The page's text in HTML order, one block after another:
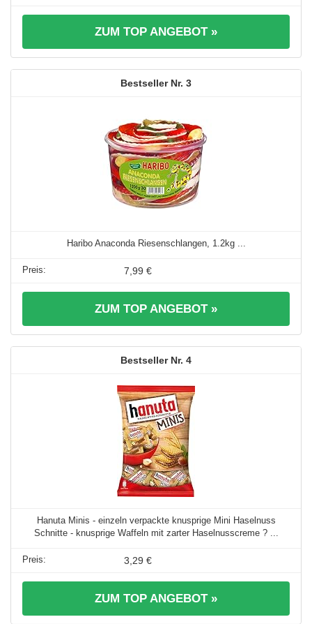
ZUM TOP ANGEBOT »
3
Haribo Anaconda Riesenschlangen, 1.2kg ...
7,99 €
ZUM TOP ANGEBOT »
4
Hanuta Minis - einzeln verpackte knusprige Mini Haselnuss
Schnitte - knusprige Waffeln mit zarter Haselnusscreme ? ...
3,29 €
ZUM TOP ANGEBOT »